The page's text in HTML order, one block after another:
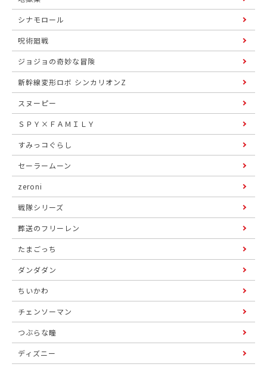
シナモロール
呪術廻戦
ジョジョの奇妙な冒険
新幹線変形ロボ シンカリオンZ
スヌーピー
ＳＰＹ×ＦＡＭＩＬＹ
すみっコぐらし
セーラームーン
zeroni
戦隊シリーズ
葬送のフリーレン
たまごっち
ダンダダン
ちいかわ
チェンソーマン
つぶらな瞳
ディズニー